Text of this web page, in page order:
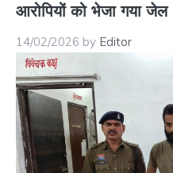
आरोपियों को भेजा गया जेल
14/02/2026 by Editor